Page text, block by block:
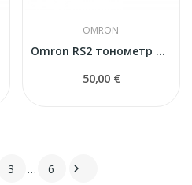
OMRON
Omron RS2 тонометр на запястье
50,00 €
3 … 6 